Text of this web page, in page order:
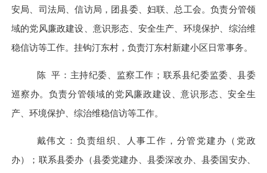
安局、司法局、信访局，团县委、妇联、总工会。负责分管领
域的党风廉政建设、意识形态、安全生产、环境保护、综治维
稳信访等工作。挂钩汀东村，负责汀东村新建小区日常事务。
陈 平：主持纪委、监察工作；联系县纪委监委、县委
巡察办。负责分管领域的党风廉政建设、意识形态、安全生
产、环境保护、综治维稳信访等工作。
戴伟文：负责组织、人事工作，分管党建办（党政
办）；联系县委办（县委党建办、县委深改办、县委国安办、